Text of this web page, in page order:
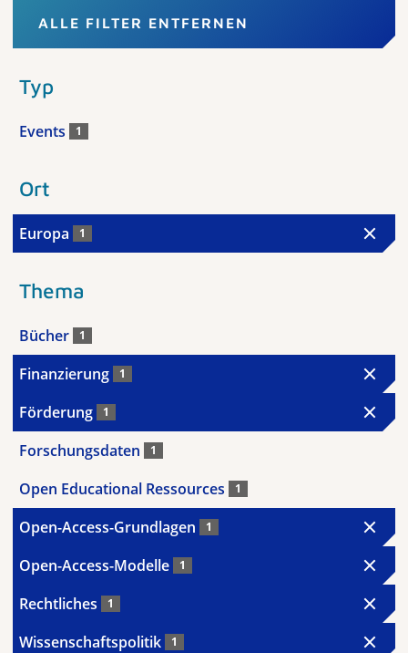
ALLE FILTER ENTFERNEN
Typ
Events 1
Ort
Europa 1
Thema
Bücher 1
Finanzierung 1
Förderung 1
Forschungsdaten 1
Open Educational Ressources 1
Open-Access-Grundlagen 1
Open-Access-Modelle 1
Rechtliches 1
Wissenschaftspolitik 1